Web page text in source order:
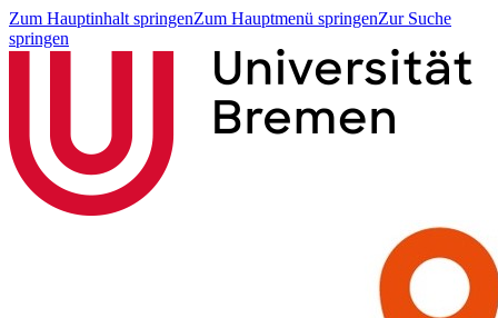
Zum Hauptinhalt springenZum Hauptmenü springenZur Suche
springen